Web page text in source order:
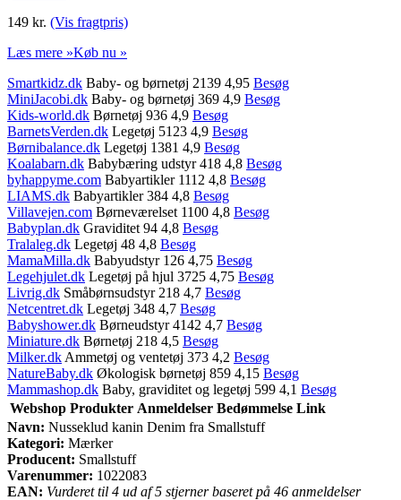
149 kr. (Vis fragtpris)
Læs mere »Køb nu »
Smartkidz.dk Baby- og børnetøj 2139 4,95 Besøg
MiniJacobi.dk Baby- og børnetøj 369 4,9 Besøg
Kids-world.dk Børnetøj 936 4,9 Besøg
BarnetsVerden.dk Legetøj 5123 4,9 Besøg
Børnibalance.dk Legetøj 1381 4,9 Besøg
Koalabarn.dk Babybæring udstyr 418 4,8 Besøg
byhappyme.com Babyartikler 1112 4,8 Besøg
LIAMS.dk Babyartikler 384 4,8 Besøg
Villavejen.com Børneværelset 1100 4,8 Besøg
Babyplan.dk Graviditet 94 4,8 Besøg
Tralaleg.dk Legetøj 48 4,8 Besøg
MamaMilla.dk Babyudstyr 126 4,75 Besøg
Legehjulet.dk Legetøj på hjul 3725 4,75 Besøg
Livrig.dk Småbørnsudstyr 218 4,7 Besøg
Netcentret.dk Legetøj 348 4,7 Besøg
Babyshower.dk Børneudstyr 4142 4,7 Besøg
Miniature.dk Børnetøj 218 4,5 Besøg
Milker.dk Ammetøj og ventetøj 373 4,2 Besøg
NatureBaby.dk Økologisk børnetøj 859 4,15 Besøg
Mammashop.dk Baby, graviditet og legetøj 599 4,1 Besøg
Webshop Produkter Anmeldelser Bedømmelse Link
Navn: Nusseklud kanin Denim fra Smallstuff
Kategori: Mærker
Producent: Smallstuff
Varenummer: 1022083
EAN: Vurderet til 4 ud af 5 stjerner baseret på 46 anmeldelser